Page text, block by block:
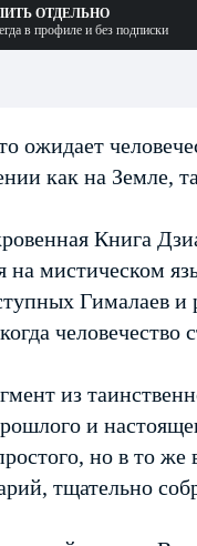
ОТДЕЛЬНО
в профиле и без подписки
ожидает
как на Земле,
Книга
мистическом
Гималаев и
человечество
из
и
но в то же
тщательно